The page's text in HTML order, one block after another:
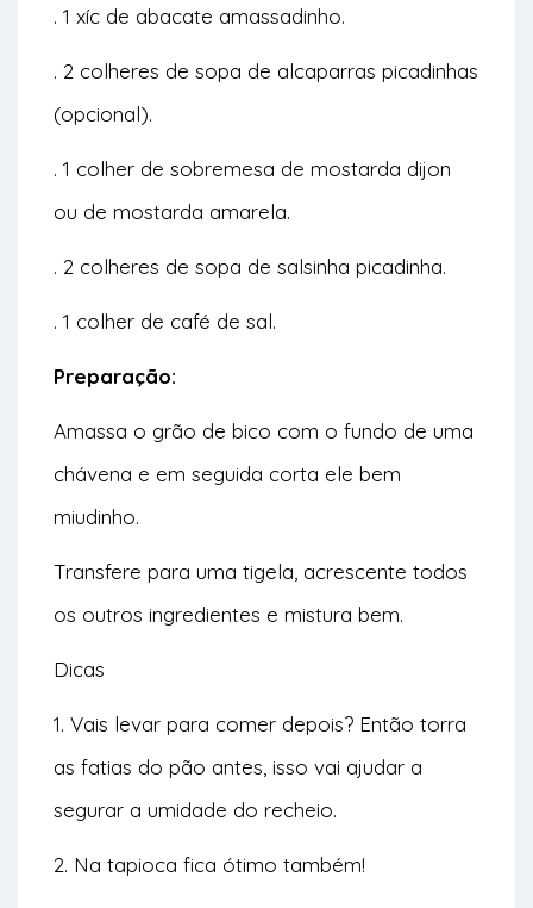
. 1 xíc de abacate amassadinho.
. 2 colheres de sopa de alcaparras picadinhas
(opcional).
. 1 colher de sobremesa de mostarda dijon
ou de mostarda amarela.
. 2 colheres de sopa de salsinha picadinha.
. 1 colher de café de sal.
Preparação:
Amassa o grão de bico com o fundo de uma
chávena e em seguida corta ele bem
miudinho.
Transfere para uma tigela, acrescente todos
os outros ingredientes e mistura bem.
Dicas
1. Vais levar para comer depois? Então torra
as fatias do pão antes, isso vai ajudar a
segurar a umidade do recheio.
2. Na tapioca fica ótimo também!